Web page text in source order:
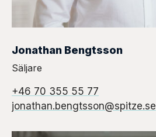
Jonathan Bengtsson
Säljare
+46 70 355 55 77
jonathan.bengtsson@spitze.se